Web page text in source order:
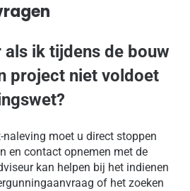
ik tijdens de bouw
project niet voldoet
moet u direct stoppen
en contact opnemen met de
kan helpen bij het indienen
of het zoeken